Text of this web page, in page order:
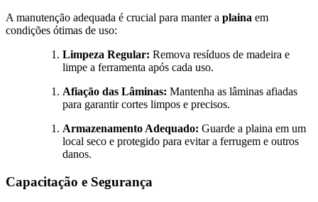
A manutenção adequada é crucial para manter a plaina em
condições ótimas de uso:
Limpeza Regular: Remova resíduos de madeira e
limpe a ferramenta após cada uso.
Afiação das Lâminas: Mantenha as lâminas afiadas
para garantir cortes limpos e precisos.
Armazenamento Adequado: Guarde a plaina em um
local seco e protegido para evitar a ferrugem e outros
danos.
Capacitação e Segurança